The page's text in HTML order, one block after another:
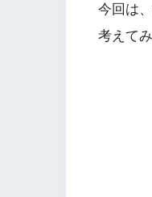
今回は
考えて